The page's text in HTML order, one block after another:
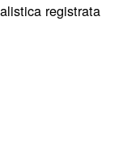
registrata